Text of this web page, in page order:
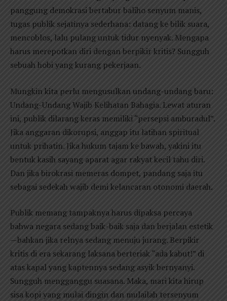
panggung demokrasi bertabur baliho senyum manis,
tugas publik sejatinya sederhana: datang ke bilik suara,
mencoblos, lalu pulang untuk tidur nyenyak. Mengapa
harus merepotkan diri dengan berpikir kritis? Sungguh
sebuah hobi yang kurang pekerjaan.
Mungkin kita perlu mengusulkan undang-undang baru:
Undang-Undang Wajib Kelihatan Bahagia. Lewat aturan
ini, publik dilarang keras memiliki “persepsi amburadul”.
Jika anggaran dikorupsi, anggap itu latihan spiritual
untuk prihatin. Jika hukum tajam ke bawah, yakini itu
bentuk kasih sayang aparat agar rakyat kecil tahu diri.
Dan jika birokrasi memeras dompet, pandang saja itu
sebagai sedekah wajib demi kelancaran otonomi daerah.
Publik memang tampaknya harus dipaksa percaya
bahwa negara sedang baik-baik saja dan berjalan estetik
—bahkan jika relnya sedang menuju jurang. Berpikir
kritis di era sekarang laksana berteriak “ada kabut!” di
atas kapal yang kaptennya sedang asyik bernyanyi.
Sungguh mengganggu suasana. Maka, mari kita hirup
sisa kopi yang mulai dingin dan mulailah tersenyum